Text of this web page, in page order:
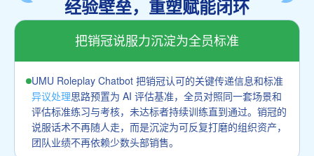
经验壁垒，重塑赋能闭环
把销冠说服力沉淀为全员标准
UMU Roleplay Chatbot 把销冠认可的关键传递信息和标准
异议处理思路预置为 AI 评估基准，全员对照同一套场景和
评估标准练习与考核，未达标者持续训练直到通过。销冠的
说服话术不再随人走，而是沉淀为可反复打磨的组织资产，
团队业绩不再依赖少数头部销售。